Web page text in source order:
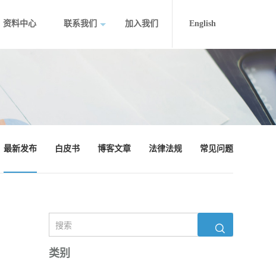
资料中心 联系我们 加入我们 English
最新发布 白皮书 博客文章 法律法规 常见问题
类别